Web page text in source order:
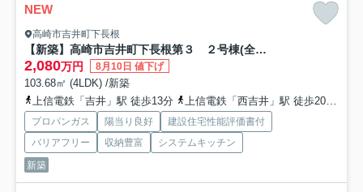
NEW
高崎市吉井町下長根
【新築】高崎市吉井町下長根第３ ２号棟(全４棟) クレイドルガーデン 新築建売分譲
2,080万円 8月10日 値下げ
103.68㎡ (4LDK) /新築
上信電鉄「吉井」駅 徒歩13分
上信電鉄「西吉井」駅 徒歩20分
プロパンガス 陽当り良好
建設住宅性能評価書付
バリアフリー
収納豊富
システムキッチン
新築